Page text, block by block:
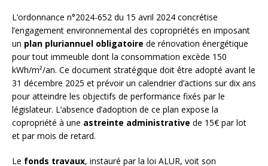
L’ordonnance n°2024-652 du 15 avril 2024 concrétise
l’engagement environnemental des copropriétés en imposant
un plan pluriannuel obligatoire de rénovation énergétique
pour tout immeuble dont la consommation excède 150
kWh/m²/an. Ce document stratégique doit être adopté avant le
31 décembre 2025 et prévoir un calendrier d’actions sur dix ans
pour atteindre les objectifs de performance fixés par le
législateur. L’absence d’adoption de ce plan expose la
copropriété à une astreinte administrative de 15€ par lot
et par mois de retard.
Le fonds travaux, instauré par la loi ALUR, voit son